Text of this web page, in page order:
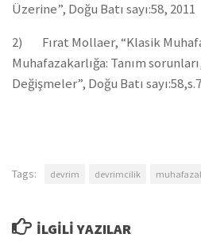
Üzerine”, Doğu Batı sayı:58, 2011
2) Fırat Mollaer, “Klasik
Muhafazakarlığa: Tanım
Değişmeler”, Doğu Batı
Tags: devrim devrimcilik
İLGILI YAZILAR